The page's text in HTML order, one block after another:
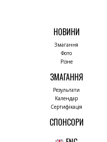
НОВИНИ
Змагання
Фото
Різне
ЗМАГАННЯ
Результати
Календар
Сертифікація
СПОНСОРИ